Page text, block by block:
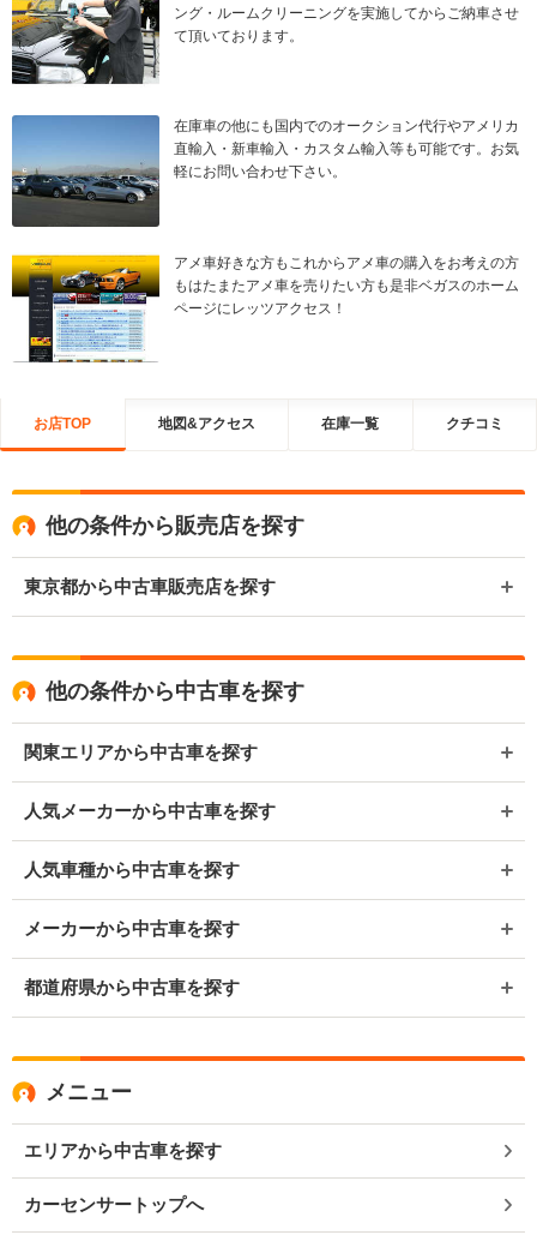
ング・ルームクリーニングを実施してからご納車させ
て頂いております。
在庫車の他にも国内でのオークション代行やアメリカ
直輸入・新車輸入・カスタム輸入等も可能です。お気
軽にお問い合わせ下さい。
アメ車好きな方もこれからアメ車の購入をお考えの方
もはたまたアメ車を売りたい方も是非ベガスのホーム
ページにレッツアクセス！
お店TOP 地図&アクセス 在庫一覧 クチコミ
他の条件から販売店を探す
東京都から中古車販売店を探す
他の条件から中古車を探す
関東エリアから中古車を探す
人気メーカーから中古車を探す
人気車種から中古車を探す
メーカーから中古車を探す
都道府県から中古車を探す
メニュー
エリアから中古車を探す
カーセンサートップへ